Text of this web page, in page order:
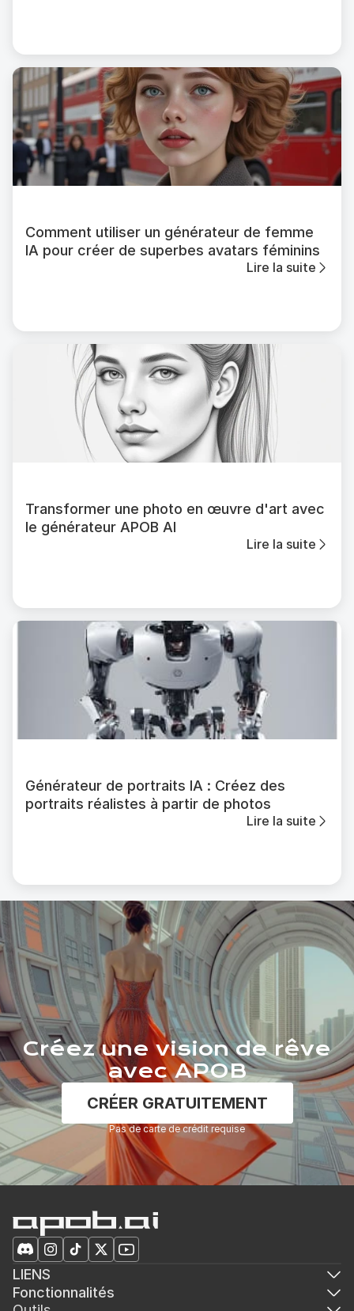
Comment utiliser un générateur de femme
IA pour créer de superbes avatars féminins
Lire la suite
Transformer une photo en œuvre d'art avec
le générateur APOB AI
Lire la suite
Générateur de portraits IA : Créez des
portraits réalistes à partir de photos
Lire la suite
Créez une vision de rêve
avec APOB
CRÉER GRATUITEMENT
Pas de carte de crédit requise
LIENS
Fonctionnalités